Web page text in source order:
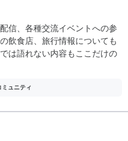
信、各種交流イベントへの参
飲食店、旅行情報についても
は語れない内容もここだけの
ミュニティ